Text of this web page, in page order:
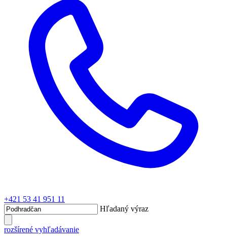
+421 53 41 951 11
Hľadaný výraz
rozšírené vyhľadávanie